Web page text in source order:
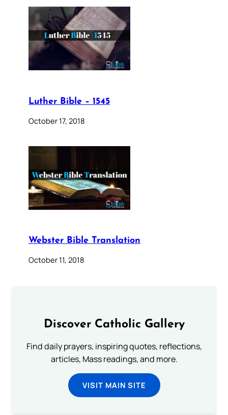
Luther Bible – 1545
October 17, 2018
Webster Bible Translation
October 11, 2018
Discover Catholic Gallery
Find daily prayers, inspiring quotes, reflections,
articles, Mass readings, and more.
VISIT MAIN SITE